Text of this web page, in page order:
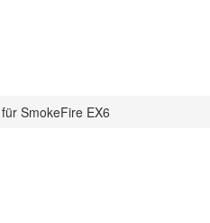
SmokeFire EX6